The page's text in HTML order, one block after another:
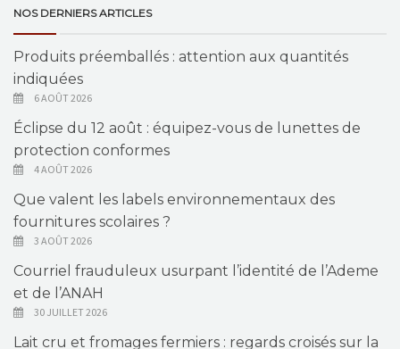
NOS DERNIERS ARTICLES
Produits préemballés : attention aux quantités
indiquées
6 AOÛT 2026
Éclipse du 12 août : équipez-vous de lunettes de
protection conformes
4 AOÛT 2026
Que valent les labels environnementaux des
fournitures scolaires ?
3 AOÛT 2026
Courriel frauduleux usurpant l’identité de l’Ademe
et de l’ANAH
30 JUILLET 2026
Lait cru et fromages fermiers : regards croisés sur la